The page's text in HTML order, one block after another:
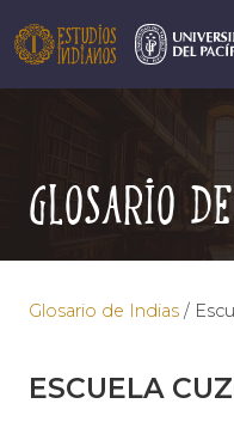
Glosario
Glosario de Indias /
ESCUELA